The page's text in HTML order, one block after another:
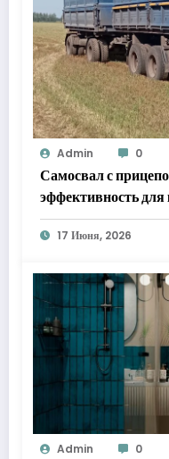
Admin 0
Самосвал с
эффективность
17 Июня, 2026
Admin 0